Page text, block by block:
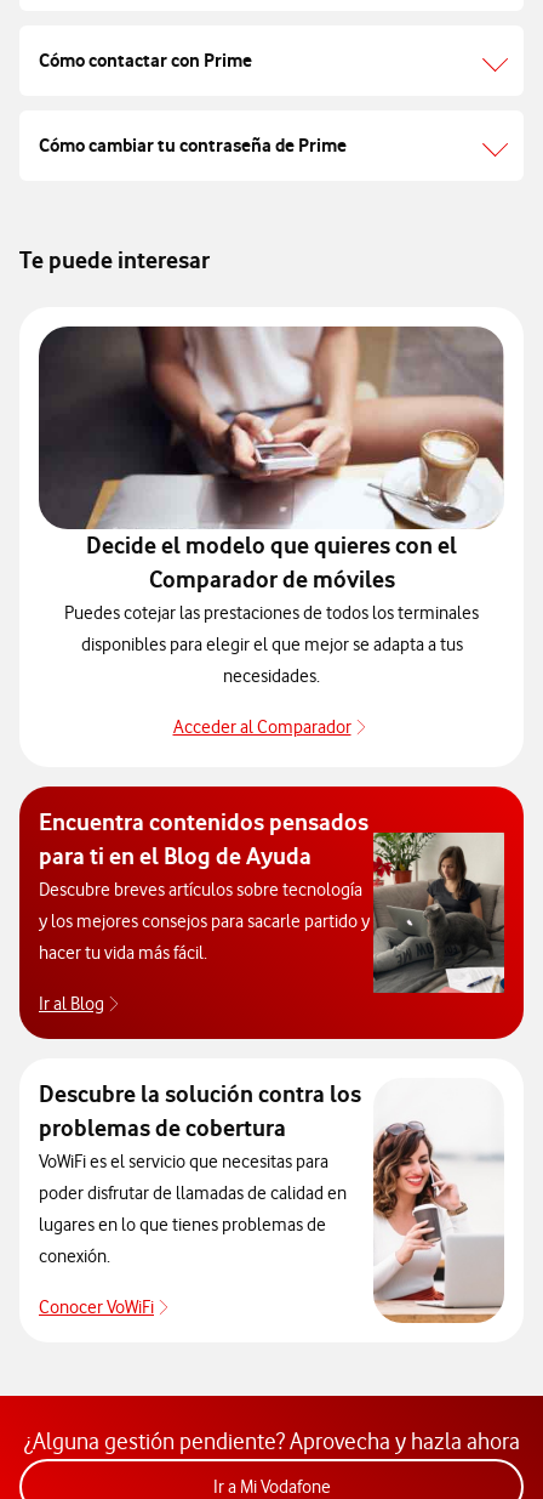
Cómo contactar con Prime
Cómo cambiar tu contraseña de Prime
Te puede interesar
Decide el modelo que quieres con el
Comparador de móviles
Puedes cotejar las prestaciones de todos los terminales
disponibles para elegir el que mejor se adapta a tus
necesidades.
Acceder al Comparador
Encuentra contenidos pensados
para ti en el Blog de Ayuda
Descubre breves artículos sobre tecnología
y los mejores consejos para sacarle partido y
hacer tu vida más fácil.
Ir al Blog
Descubre la solución contra los
problemas de cobertura
VoWiFi es el servicio que necesitas para
poder disfrutar de llamadas de calidad en
lugares en lo que tienes problemas de
conexión.
Conocer VoWiFi
Descubre la solución contra los problemas de
¿Alguna gestión pendiente? Aprovecha y hazla ahora
Ir a Mi VodafoneAcceder a la app Mi